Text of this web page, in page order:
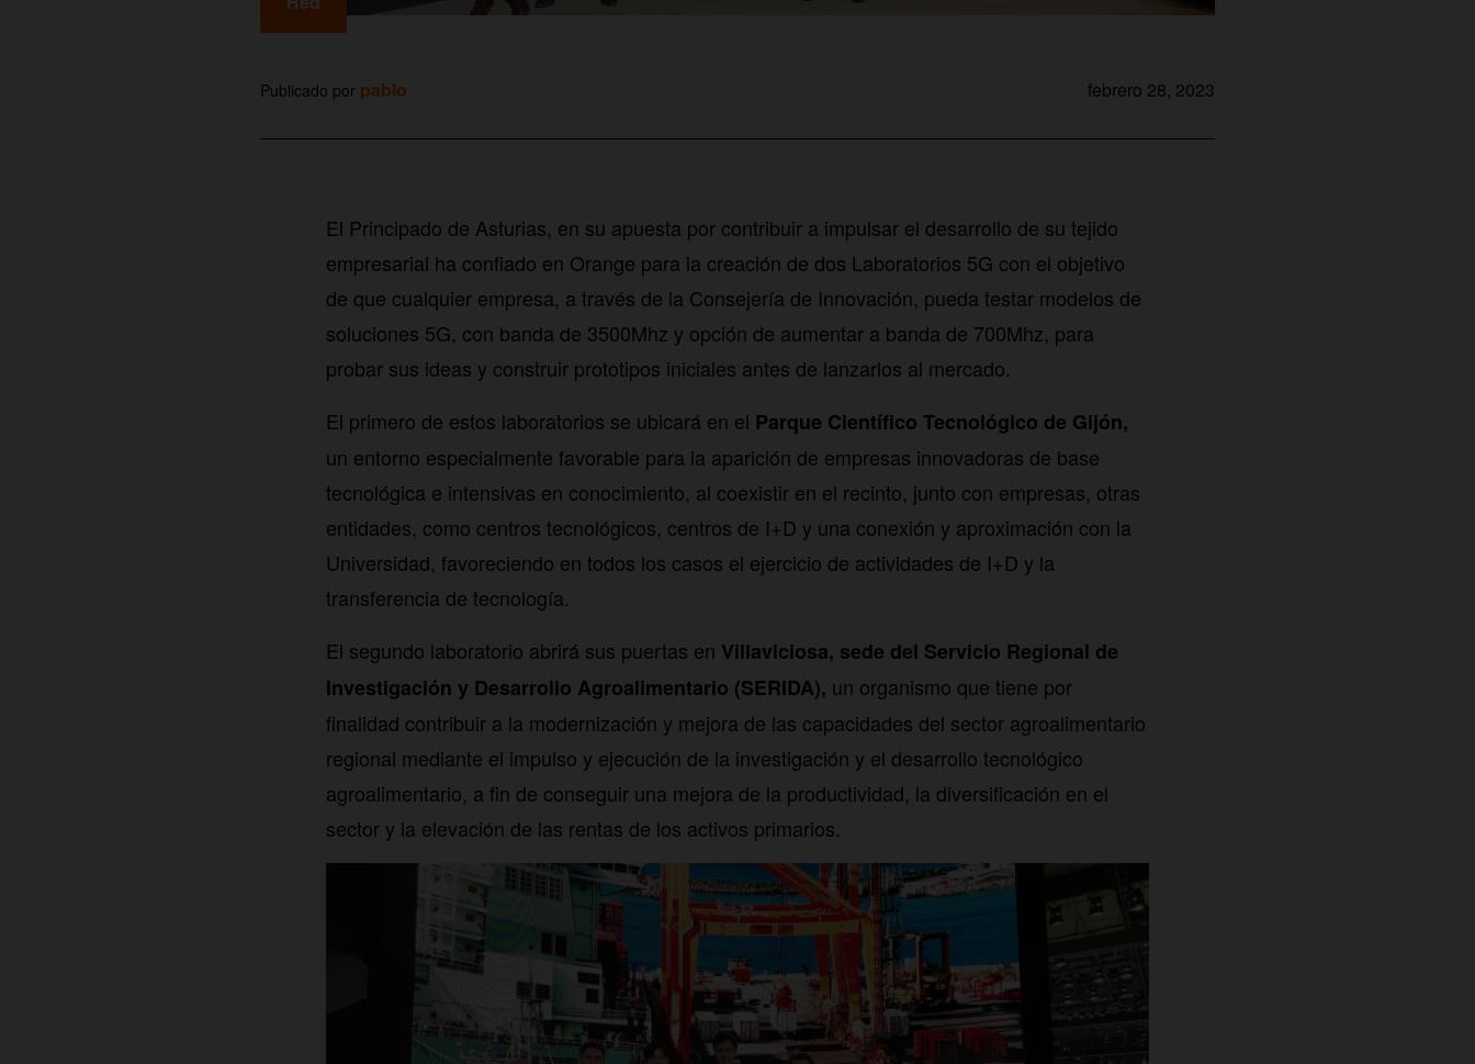
Publicado por pablo febrero 28, 2023
El Principado de Asturias, en su apuesta por contribuir a impulsar el desarrollo de su tejido
empresarial ha confiado en Orange para la creación de dos Laboratorios 5G con el objetivo
de que cualquier empresa, a través de la Consejería de Innovación, pueda testar modelos de
soluciones 5G, con banda de 3500Mhz y opción de aumentar a banda de 700Mhz, para
probar sus ideas y construir prototipos iniciales antes de lanzarlos al mercado.
El primero de estos laboratorios se ubicará en el Parque Científico Tecnológico de Gijón,
un entorno especialmente favorable para la aparición de empresas innovadoras de base
tecnológica e intensivas en conocimiento, al coexistir en el recinto, junto con empresas, otras
entidades, como centros tecnológicos, centros de I+D y una conexión y aproximación con la
Universidad, favoreciendo en todos los casos el ejercicio de actividades de I+D y la
transferencia de tecnología.
El segundo laboratorio abrirá sus puertas en Villaviciosa, sede del Servicio Regional de
Investigación y Desarrollo Agroalimentario (SERIDA), un organismo que tiene por
finalidad contribuir a la modernización y mejora de las capacidades del sector agroalimentario
regional mediante el impulso y ejecución de la investigación y el desarrollo tecnológico
agroalimentario, a fin de conseguir una mejora de la productividad, la diversificación en el
sector y la elevación de las rentas de los activos primarios.